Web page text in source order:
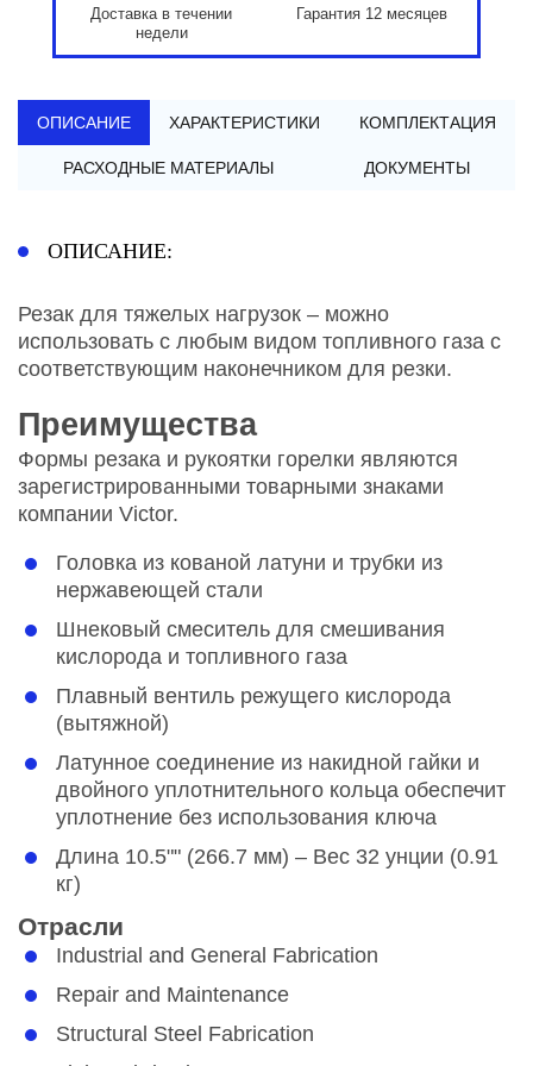
Доставка в течении
недели
Гарантия 12 месяцев
ОПИСАНИЕ ХАРАКТЕРИСТИКИ КОМПЛЕКТАЦИЯ
РАСХОДНЫЕ МАТЕРИАЛЫ ДОКУМЕНТЫ
ОПИСАНИЕ:
Резак для тяжелых нагрузок – можно
использовать с любым видом топливного газа с
соответствующим наконечником для резки.
Преимущества
Формы резака и рукоятки горелки являются
зарегистрированными товарными знаками
компании Victor.
Головка из кованой латуни и трубки из
нержавеющей стали
Шнековый смеситель для смешивания
кислорода и топливного газа
Плавный вентиль режущего кислорода
(вытяжной)
Латунное соединение из накидной гайки и
двойного уплотнительного кольца обеспечит
уплотнение без использования ключа
Длина 10.5"" (266.7 мм) – Вес 32 унции (0.91
кг)
Отрасли
Industrial and General Fabrication
Repair and Maintenance
Structural Steel Fabrication